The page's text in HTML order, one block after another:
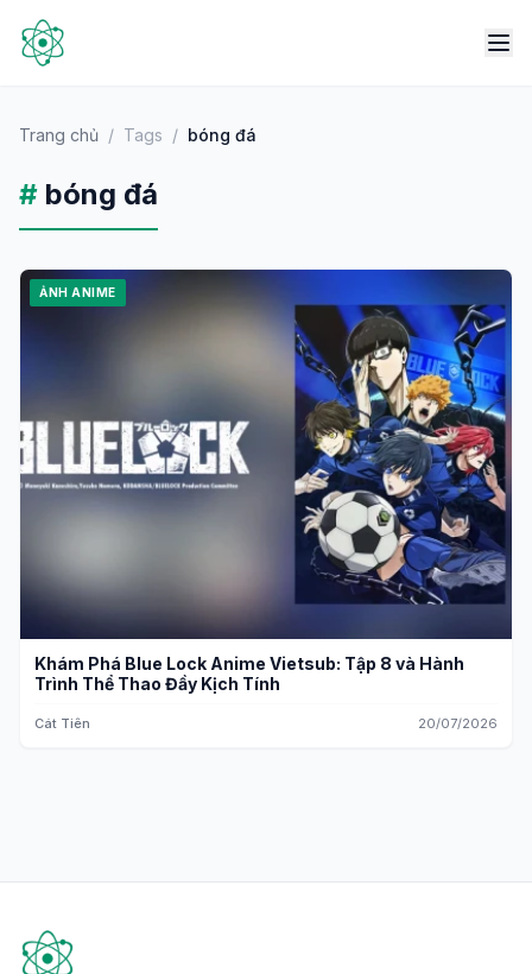
Trang chủ / Tags / bóng đá
# bóng đá
ẢNH ANIME
Khám Phá Blue Lock Anime Vietsub: Tập 8 và Hành
Trình Thể Thao Đầy Kịch Tính
Cát Tiên 20/07/2026